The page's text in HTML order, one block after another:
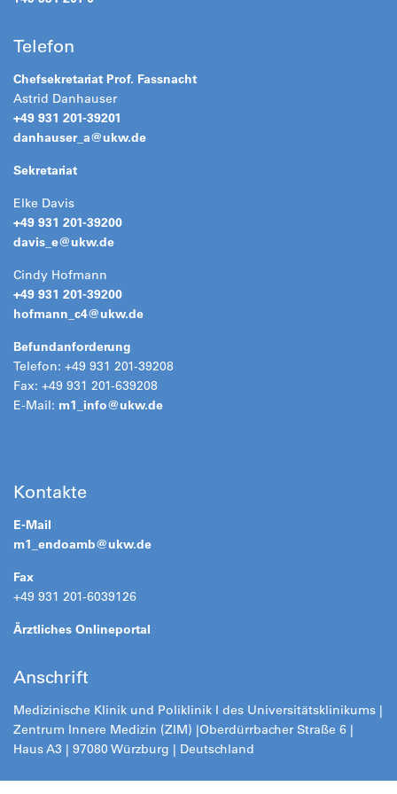
Telefon
Chefsekretariat Prof. Fassnacht
Astrid Danhauser
+49 931 201-39201
danhauser_a@ukw.de
Sekretariat
Elke Davis
+49 931 201-39200
davis_e@ukw.de
Cindy Hofmann
+49 931 201-39200
hofmann_c4@ukw.de
Befundanforderung
Telefon: +49 931 201-39208
Fax: +49 931 201-639208
E-Mail: m1_info@ukw.de
Kontakte
E-Mail
m1_endoamb@ukw.de
Fax
+49 931 201-6039126
Ärztliches Onlineportal
Anschrift
Medizinische Klinik und Poliklinik I des Universitätsklinikums |
Zentrum Innere Medizin (ZIM) |Oberdürrbacher Straße 6 |
Haus A3 | 97080 Würzburg | Deutschland